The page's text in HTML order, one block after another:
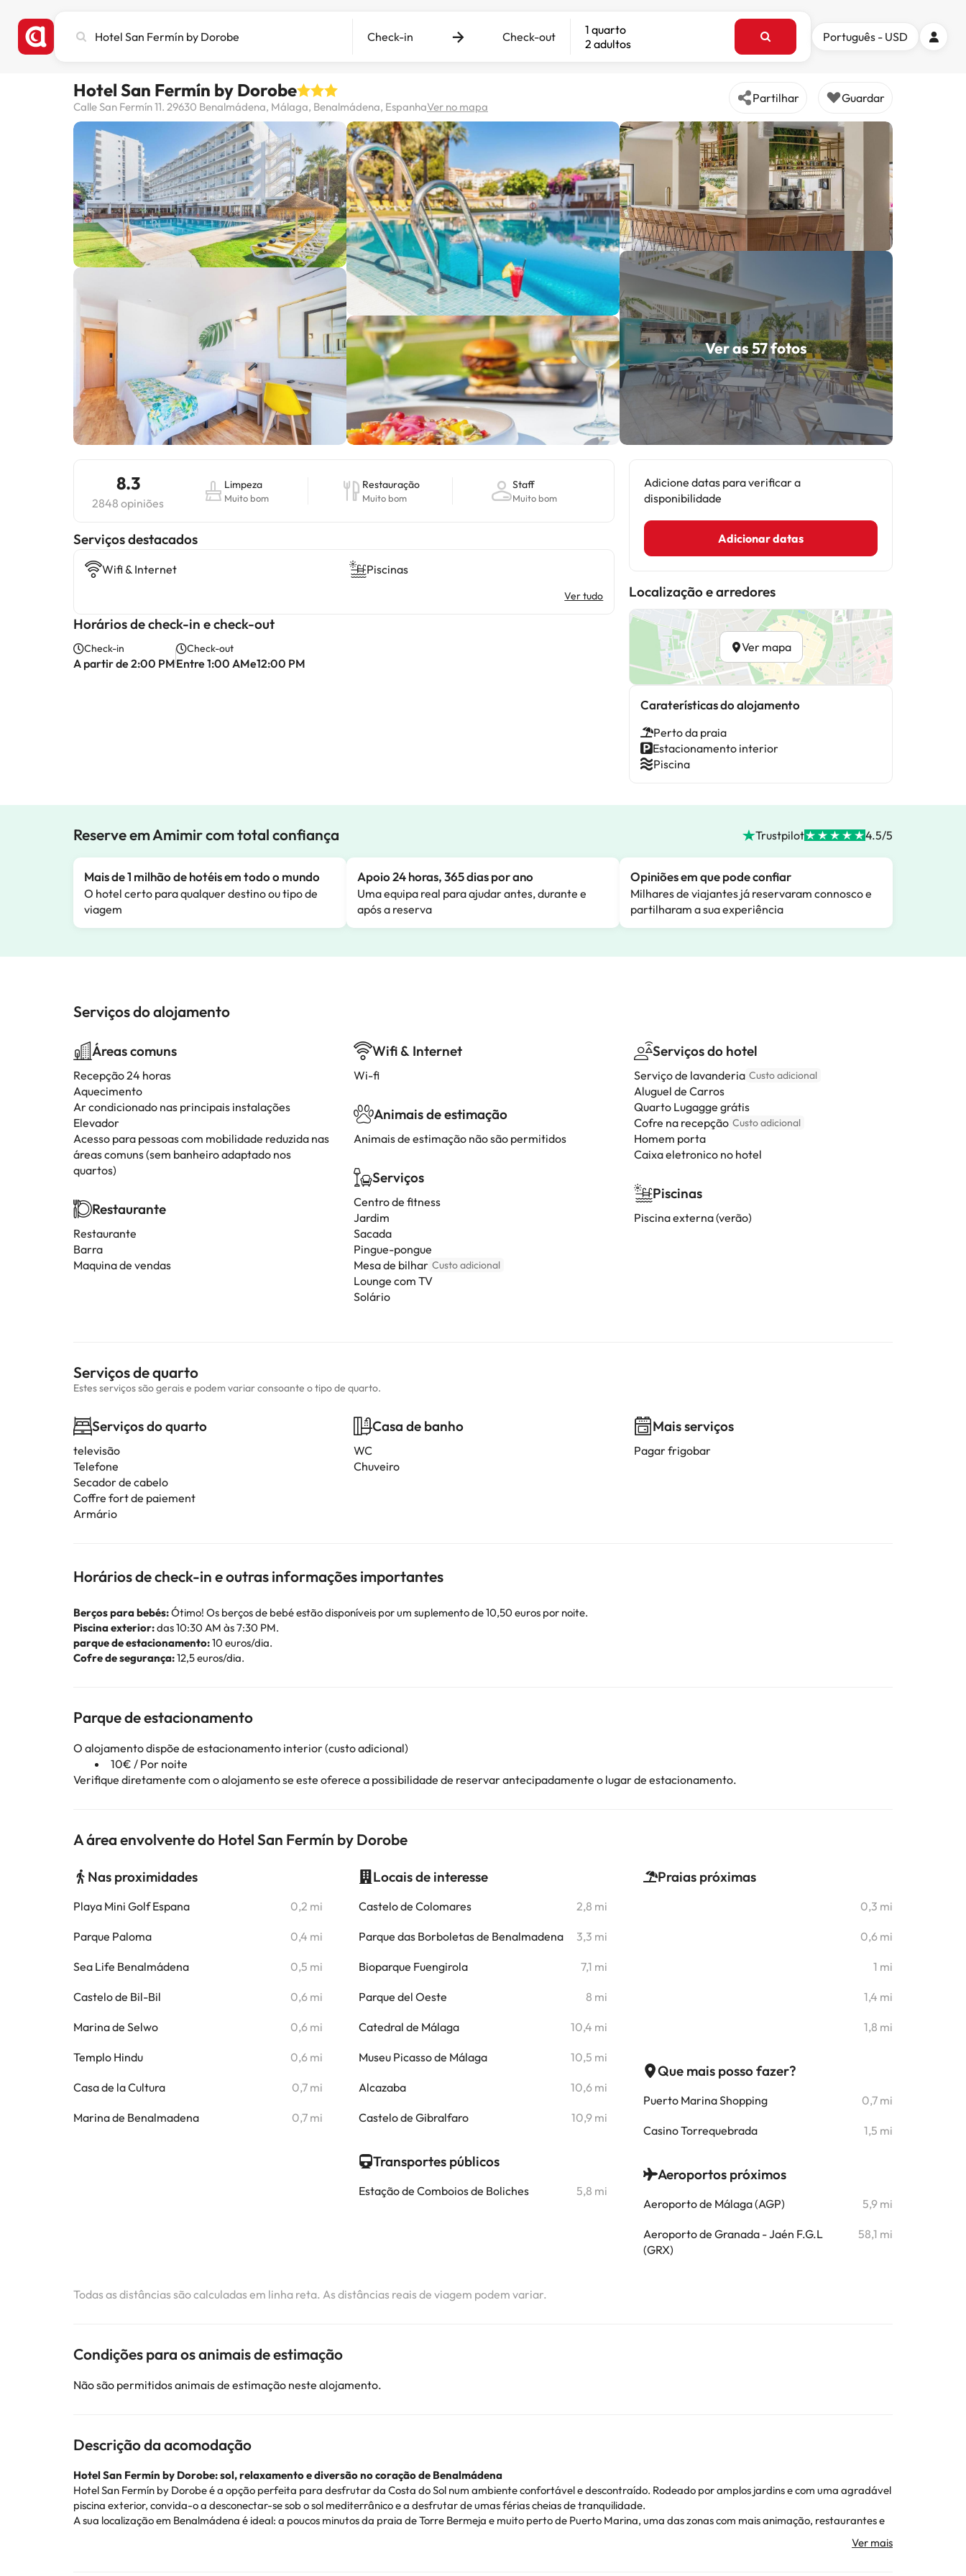
cidade,
destino
Check-in Check-out
1 quarto
2 adultos
Português - USD
Hotel San Fermín by Dorobe
Calle San Fermín 11. 29630 Benalmádena, Málaga, Benalmádena, EspanhaVer no mapa
Partilhar Guardar
Ver as 57 fotos
8.3
2848 opiniões
Limpeza
Muito bom
Restauração
Muito bom
Staff
Muito bom
Serviços destacados
Wifi & Internet Piscinas
Ver tudo
Horários de check-in e check-out
Check-in
A partir de 2:00 PM
Check-out
Entre 1:00 AMe12:00 PM
Adicione datas para verificar a
disponibilidade
Adicionar datas
Localização e arredores
Ver mapa
Caraterísticas do alojamento
Perto da praia
Estacionamento interior
Piscina
Reserve em Amimir com total confiança Trustpilot 4.5/5
Mais de 1 milhão de hotéis em todo o mundo
O hotel certo para qualquer destino ou tipo de
viagem
Apoio 24 horas, 365 dias por ano
Uma equipa real para ajudar antes, durante e
após a reserva
Opiniões em que pode confiar
Milhares de viajantes já reservaram connosco e
partilharam a sua experiência
Serviços do alojamento
Áreas comuns
Recepção 24 horas
Aquecimento
Ar condicionado nas principais instalações
Elevador
Acesso para pessoas com mobilidade reduzida nas
áreas comuns (sem banheiro adaptado nos
quartos)
Restaurante
Restaurante
Barra
Maquina de vendas
Wifi & Internet
Wi-fi
Animais de estimação
Animais de estimação não são permitidos
Serviços
Centro de fitness
Jardim
Sacada
Pingue-pongue
Mesa de bilhar Custo adicional
Lounge com TV
Solário
Serviços do hotel
Serviço de lavanderia Custo adicional
Aluguel de Carros
Quarto Lugagge grátis
Cofre na recepção Custo adicional
Homem porta
Caixa eletronico no hotel
Piscinas
Piscina externa (verão)
Serviços de quarto
Estes serviços são gerais e podem variar consoante o tipo de quarto.
Serviços do quarto
televisão
Telefone
Secador de cabelo
Coffre fort de paiement
Armário
Casa de banho
WC
Chuveiro
Mais serviços
Pagar frigobar
Horários de check-in e outras informações importantes
Berços para bebés:Ótimo! Os berços de bebé estão disponíveis por um suplemento de 10,50 euros por noite.
Piscina exterior:das 10:30 AM às 7:30 PM.
parque de estacionamento:10 euros/dia.
Cofre de segurança:12,5 euros/dia.
Parque de estacionamento
O alojamento dispõe de estacionamento interior (custo adicional)
10€ / Por noite
Verifique diretamente com o alojamento se este oferece a possibilidade de reservar antecipadamente o lugar de estacionamento.
A área envolvente do Hotel San Fermín by Dorobe
Nas proximidades
Playa Mini Golf Espana 0,2 mi
Parque Paloma 0,4 mi
Sea Life Benalmádena 0,5 mi
Castelo de Bil-Bil 0,6 mi
Marina de Selwo 0,6 mi
Templo Hindu 0,6 mi
Casa de la Cultura 0,7 mi
Marina de Benalmadena 0,7 mi
Locais de interesse
Castelo de Colomares 2,8 mi
Parque das Borboletas de Benalmadena 3,3 mi
Bioparque Fuengirola 7,1 mi
Parque del Oeste 8 mi
Catedral de Málaga 10,4 mi
Museu Picasso de Málaga 10,5 mi
Alcazaba 10,6 mi
Castelo de Gibralfaro 10,9 mi
Transportes públicos
Estação de Comboios de Boliches 5,8 mi
Praias próximas
0,3 mi
0,6 mi
1 mi
1,4 mi
1,8 mi
Que mais posso fazer?
Puerto Marina Shopping 0,7 mi
Casino Torrequebrada 1,5 mi
Aeroportos próximos
Aeroporto de Málaga (AGP) 5,9 mi
Aeroporto de Granada - Jaén F.G.L
(GRX)
58,1 mi
Todas as distâncias são calculadas em linha reta. As distâncias reais de viagem podem variar.
Condições para os animais de estimação
Não são permitidos animais de estimação neste alojamento.
Descrição da acomodação
Hotel San Fermín by Dorobe: sol, relaxamento e diversão no coração de Benalmádena
Hotel San Fermín by Dorobe é a opção perfeita para desfrutar da Costa do Sol num ambiente confortável e descontraído. Rodeado por amplos jardins e com uma agradável
piscina exterior, convida-o a desconectar-se sob o sol mediterrânico e a desfrutar de umas férias cheias de tranquilidade.
A sua localização em Benalmádena é ideal: a poucos minutos da praia de Torre Bermeja e muito perto de Puerto Marina, uma das zonas com mais animação, restaurantes e
O hotel dispõe de um restaurante buffet com cozinha internacional, bar com terraço, ginásio e áreas concebidas para relaxar. Os viajantes destacam especialmente a